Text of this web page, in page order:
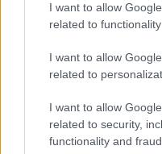
I want to allow
related to
I want to allow
related to
I want to allow
related to security,
functionality and
Veréb Tamás és